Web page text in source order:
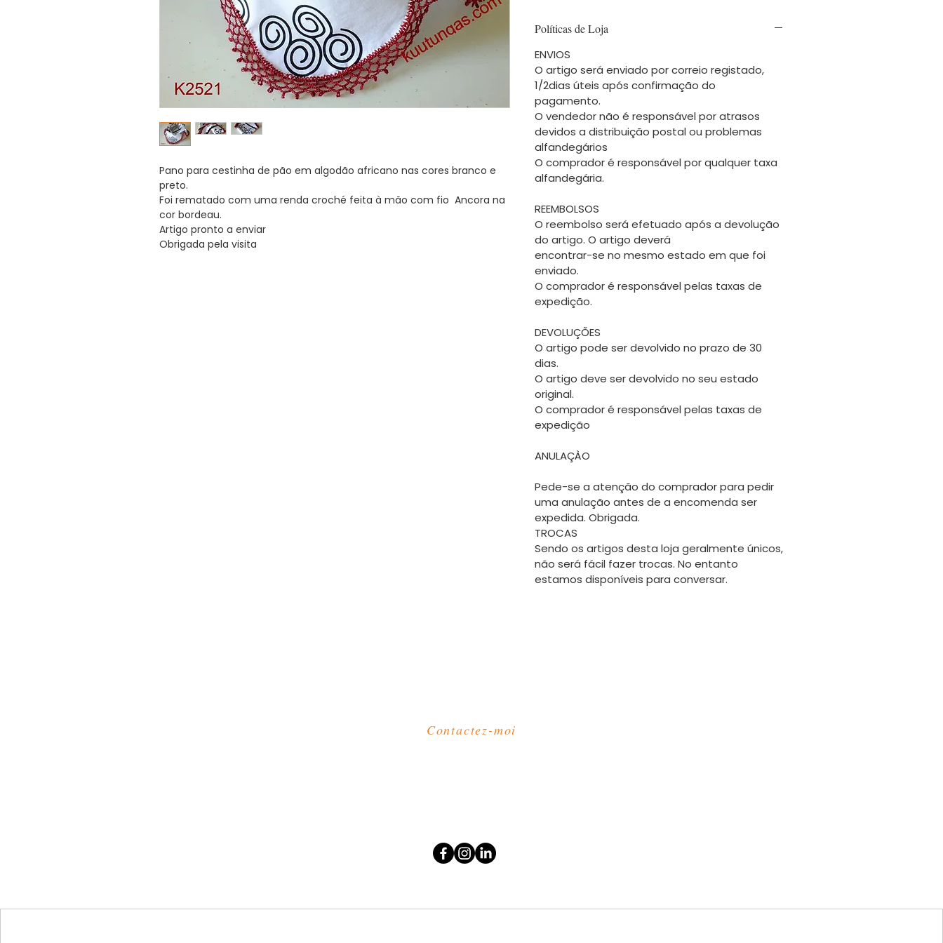
Pano para cestinha de pão em algodão africano nas cores branco e
preto.
Foi rematado com uma renda croché feita à mão com fio Ancora na
cor bordeau.
Artigo pronto a enviar
Obrigada pela visita
Políticas de Loja
ENVIOS
O artigo será enviado por correio registado,
1/2dias úteis após confirmação do
pagamento.
O vendedor não é responsável por atrasos
devidos a distribuição postal ou problemas
alfandegários
O comprador é responsável por qualquer taxa
alfandegária.
REEMBOLSOS
O reembolso será efetuado após a devolução
do artigo. O artigo deverá
encontrar-se no mesmo estado em que foi
enviado.
O comprador é responsável pelas taxas de
expedição.
DEVOLUÇÕES
O artigo pode ser devolvido no prazo de 30
dias.
O artigo deve ser devolvido no seu estado
original.
O comprador é responsável pelas taxas de
expedição
ANULAÇÀO
Pede-se a atenção do comprador para pedir
uma anulação antes de a encomenda ser
expedida. Obrigada.
TROCAS
Sendo os artigos desta loja geralmente únicos,
não será fácil fazer trocas. No entanto
estamos disponíveis para conversar.
Contactez-moi